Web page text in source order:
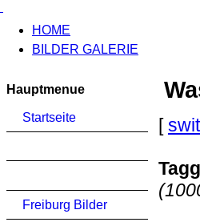
HOME
BILDER GALERIE
Hauptmenue
Startseite
Freiburg Bilder
[